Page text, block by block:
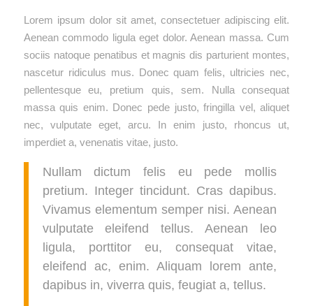
Lorem ipsum dolor sit amet, consectetuer adipiscing elit.
Aenean commodo ligula eget dolor. Aenean massa. Cum
sociis natoque penatibus et magnis dis parturient montes,
nascetur ridiculus mus. Donec quam felis, ultricies nec,
pellentesque eu, pretium quis, sem. Nulla consequat
massa quis enim. Donec pede justo, fringilla vel, aliquet
nec, vulputate eget, arcu. In enim justo, rhoncus ut,
imperdiet a, venenatis vitae, justo.
Nullam dictum felis eu pede mollis
pretium. Integer tincidunt. Cras dapibus.
Vivamus elementum semper nisi. Aenean
vulputate eleifend tellus. Aenean leo
ligula, porttitor eu, consequat vitae,
eleifend ac, enim. Aliquam lorem ante,
dapibus in, viverra quis, feugiat a, tellus.